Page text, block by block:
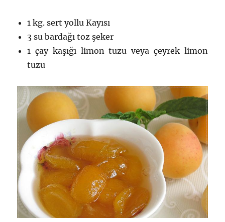
1 kg. sert yollu Kayısı
3 su bardağı toz şeker
1 çay kaşığı limon tuzu veya çeyrek limon
tuzu